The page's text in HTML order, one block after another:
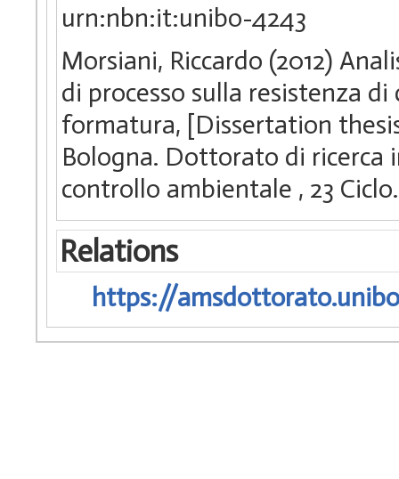
urn:nbn:it:unibo-4243
Morsiani, Riccardo (2012)
di processo sulla resistenza
formatura, [Dissertation
Bologna. Dottorato di ricerca
controllo ambientale , 23
Relations
https://